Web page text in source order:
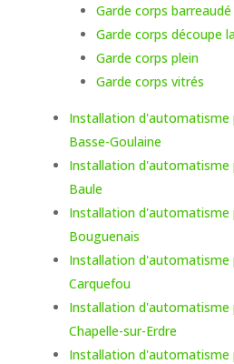
Garde corps barreaudé
Garde corps découpe
Garde corps plein
Garde corps vitrés
Installation d'automatisme
Basse-Goulaine
Installation d'automatisme
Baule
Installation d'automatisme
Bouguenais
Installation d'automatisme
Carquefou
Installation d'automatisme
Chapelle-sur-Erdre
Installation d'automatisme